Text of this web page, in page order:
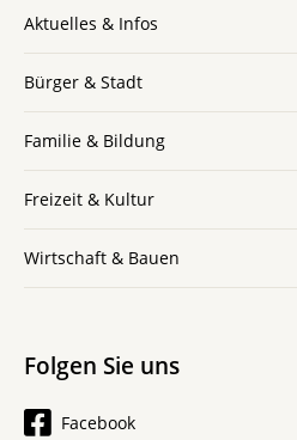
Aktuelles & Infos
Bürger & Stadt
Familie & Bildung
Freizeit & Kultur
Wirtschaft & Bauen
Folgen Sie uns
Facebook